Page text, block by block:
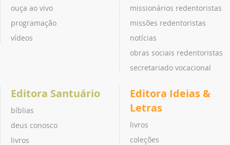
ouça ao vivo
programação
vídeos
missionários redentoristas
missões redentoristas
notícias
obras sociais redentoristas
secretariado vocacional
Editora Santuário
bíblias
deus conosco
livros
Editora Ideias &
Letras
livros
coleções